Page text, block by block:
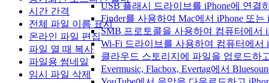
USB 플래시 드라이브를 iPhone에 연
Finder를 사용하여 Mac에서 iPhone 또
SMB 프로토콜을 사용하여 컴퓨터에서
Wi-Fi 드라이브를 사용하여 컴퓨터에서
클라우드 스토리지에 파일을 업로드하
Evermusic, Flacbox, Evertag에서
시간 간격
전체 파일 이름 표시
온라인 파일 편집
파일 열 때 복사
파일용 썸네일
임시 파일 삭제